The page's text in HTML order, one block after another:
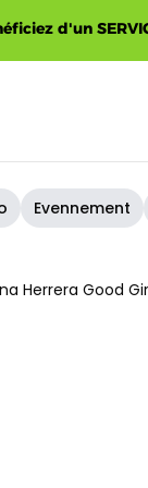
d'un
Evennement
Herrera Good